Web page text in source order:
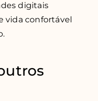
digitais
vida confortável